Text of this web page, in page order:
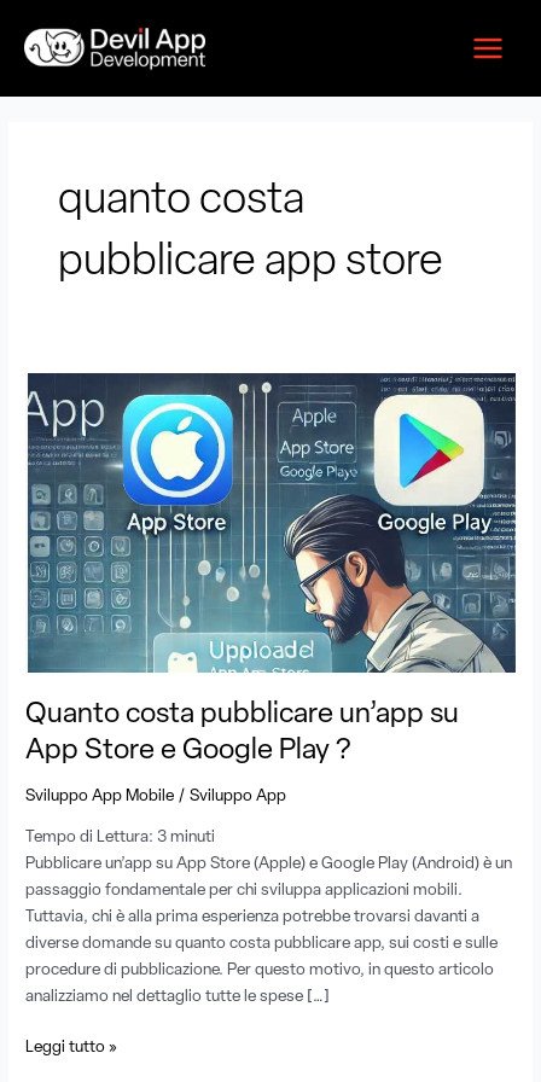
contenuto
quanto costa
pubblicare app store
Quanto costa pubblicare un’app su
App Store e Google Play ?
Sviluppo App Mobile /Sviluppo App
Tempo di Lettura:3 minuti
Pubblicare un’app su App Store (Apple) e Google Play (Android) è un
passaggio fondamentale per chi sviluppa applicazioni mobili.
Tuttavia, chi è alla prima esperienza potrebbe trovarsi davanti a
diverse domande su quanto costa pubblicare app, sui costi e sulle
procedure di pubblicazione. Per questo motivo, in questo articolo
analizziamo nel dettaglio tutte le spese […]
costa
pubblicare
un’app
su
App
Store
e
Google
Play
Leggi tutto »